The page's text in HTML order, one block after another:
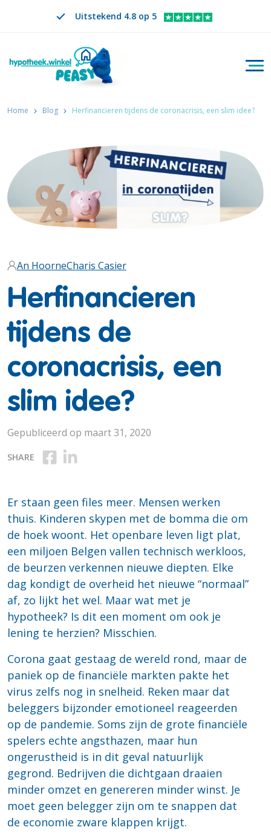
Uitstekend 4.8 op 5
Zoeken
VERANDER TAAL. GESELECTEERDE TAAL IS
NL
Home Blog Herfinancieren tijdens de coronacrisis, een slim idee?
An HoorneCharis Casier
Herfinancieren
tijdens de
coronacrisis, een
slim idee?
Gepubliceerd op maart 31, 2020
SHARE Deel op Facebook
Deel op Linkedin
Er staan geen files meer. Mensen werken
thuis. Kinderen skypen met de bomma die om
de hoek woont. Het openbare leven ligt plat,
een miljoen Belgen vallen technisch werkloos,
de beurzen verkennen nieuwe diepten. Elke
dag kondigt de overheid het nieuwe “normaal”
af, zo lijkt het wel. Maar wat met je
hypotheek? Is dit een moment om ook je
lening te herzien? Misschien.
Corona gaat gestaag de wereld rond, maar de
paniek op de financiële markten pakte het
virus zelfs nog in snelheid. Reken maar dat
beleggers bijzonder emotioneel reageerden
op de pandemie. Soms zijn de grote financiële
spelers echte angsthazen, maar hun
ongerustheid is in dit geval natuurlijk
gegrond. Bedrijven die dichtgaan draaien
minder omzet en genereren minder winst. Je
moet geen belegger zijn om te snappen dat
de economie zware klappen krijgt.